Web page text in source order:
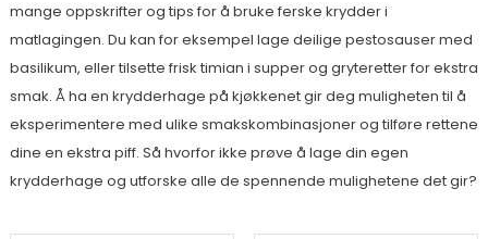
mange oppskrifter og tips for å bruke ferske krydder i
matlagingen. Du kan for eksempel lage deilige pestosauser med
basilikum, eller tilsette frisk timian i supper og gryteretter for ekstra
smak. Å ha en krydderhage på kjøkkenet gir deg muligheten til å
eksperimentere med ulike smakskombinasjoner og tilføre rettene
dine en ekstra piff. Så hvorfor ikke prøve å lage din egen
krydderhage og utforske alle de spennende mulighetene det gir?